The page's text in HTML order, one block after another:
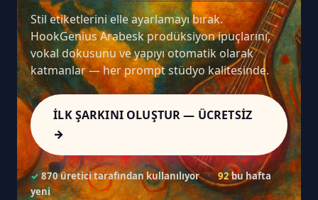
Stil etiketlerini elle ayarlamayı bırak.
HookGenius Arabesk prodüksiyon ipuçlarını,
vokal dokusunu ve yapıyı otomatik olarak
katmanlar — her prompt stüdyo kalitesinde.
İLK ŞARKINI OLUŞTUR — ÜCRETSIZ
→
✓870 üretici tarafından kullanılıyor · 92bu hafta
yeni